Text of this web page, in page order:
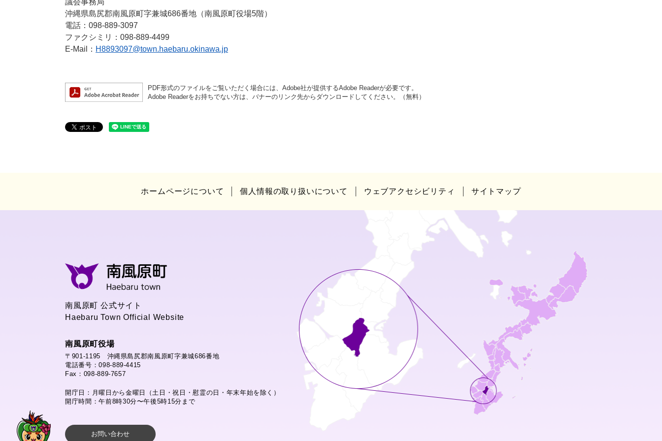
議会事務局
沖縄県島尻郡南風原町字兼城686番地（南風原町役場5階）
電話：098-889-3097
ファクシミリ：098-889-4499
E-Mail： H8893097@town.haebaru.okinawa.jp
PDF形式のファイルをご覧いただく場合には、Adobe社が提供するAdobe Readerが必要です。
Adobe Readerをお持ちでない方は、バナーのリンク先からダウンロードしてください。（無料）
ホームページについて 個人情報の取り扱いについて ウェブアクセシビリティ サイトマップ
南風原町 公式サイト
Haebaru Town Official Website
南風原町役場
〒901-1195 沖縄県島尻郡南風原町字兼城686番地
電話番号：098-889-4415
Fax：098-889-7657
開庁日：月曜日から金曜日（土日・祝日・慰霊の日・年末年始を除く）
開庁時間：午前8時30分〜午後5時15分まで
お問い合わせ